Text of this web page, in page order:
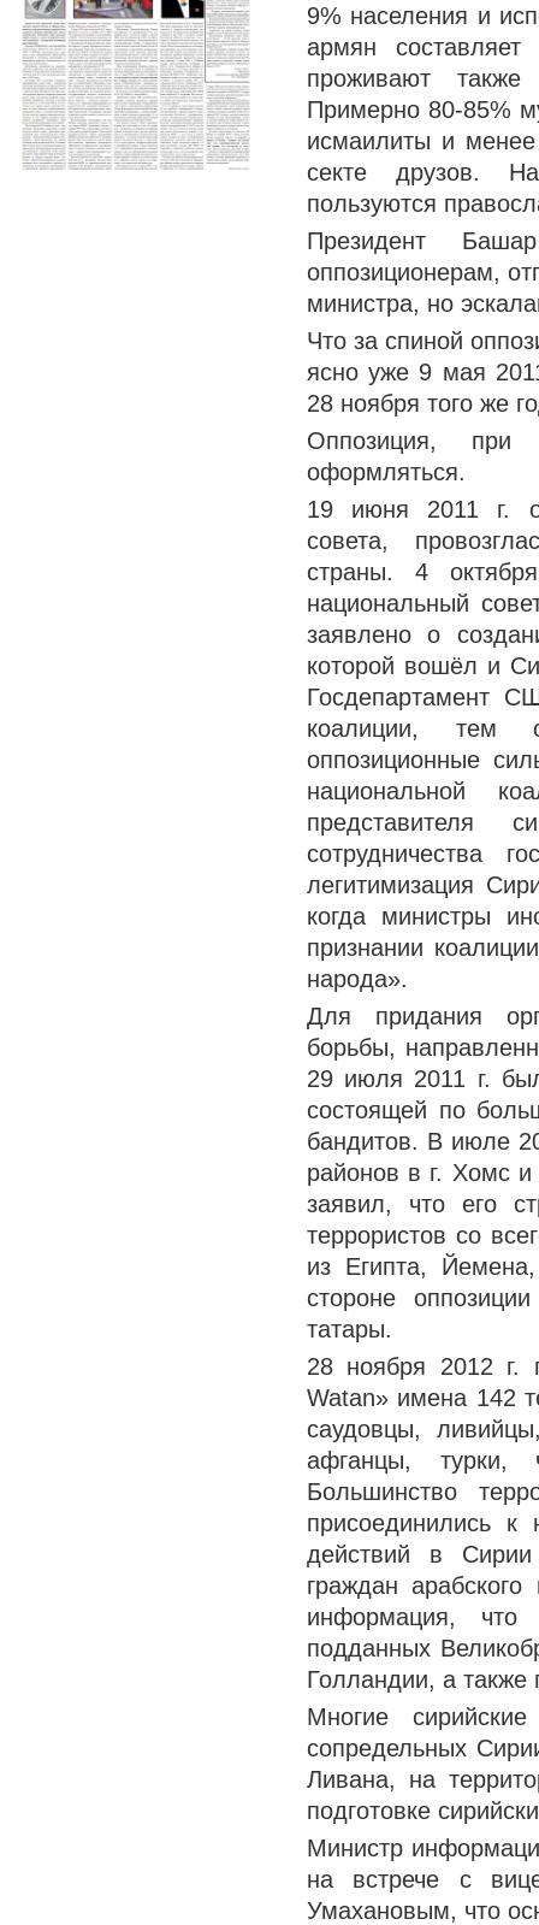
9% населения и
армян
проживают
Примерно 80-85%
исмаилиты и
секте друзов.
пользуются
Президент
оппозиционерам,
министра, но
Что за спиной
ясно уже 9 мая
28 ноября того же
Оппозиция, при
оформляться.
19 июня 2011 г.
совета,
страны. 4
национальный
заявлено о
которой вошёл и
Госдепартамент
коалиции, тем
оппозиционные
национальной
представителя
сотрудничества
легитимизация
когда министры
признании
народа».
Для придания
борьбы,
29 июля 2011 г.
состоящей по
бандитов. В июле
районов в г. Хомс
заявил, что его
террористов со
из Египта,
стороне
татары.
28 ноября 2012 г.
Watan» имена 142
саудовцы,
афганцы, турки,
Большинство
присоединились
действий в
граждан
информация, что
подданных
Голландии, а также
Многие
сопредельных
Ливана, на
подготовке
Министр
на встрече с
Умахановым, что